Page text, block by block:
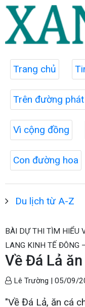
Trang chủ
Trên đường
Vì cộng đồng
Con đường hoa
Du lịch từ A-Z
BÀI DỰ THI TÌM HIỂU
LANG KINH TẾ ĐÔNG
Về Đá Lả
Lê Trường | 05/09/
"Về Đá Lả, ăn cá